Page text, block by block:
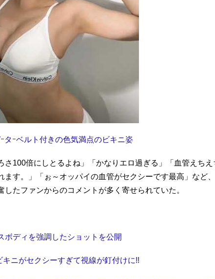
タｰベルト付きの色気満点のビキニ姿
さ100倍にしとるよね」「かなりエロ過ぎる」「血管えちえ
ます。」「ぉ～オッパイの血管がセクシーです最高」など
たファンからのコメントが多く寄せられていた。
ボディを強調したショットを公開
ニがセクシーすぎて視線が釘付けに!!